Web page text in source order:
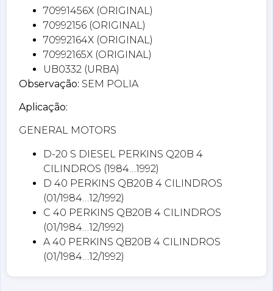
70991456X (ORIGINAL)
70992156 (ORIGINAL)
70992164X (ORIGINAL)
70992165X (ORIGINAL)
UB0332 (URBA)
Observação: SEM POLIA
Aplicação:
GENERAL MOTORS
D-20 S DIESEL PERKINS Q20B 4
CILINDROS (1984…1992)
D 40 PERKINS QB20B 4 CILINDROS
(01/1984…12/1992)
C 40 PERKINS QB20B 4 CILINDROS
(01/1984…12/1992)
A 40 PERKINS QB20B 4 CILINDROS
(01/1984…12/1992)